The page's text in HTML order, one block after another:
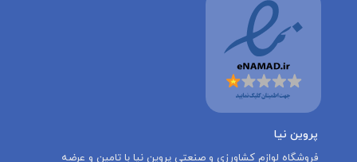
پروین نیا
‌فروشگاه لوازم کشاورزی و صنعتی پروین نیا با تامين و عرضه